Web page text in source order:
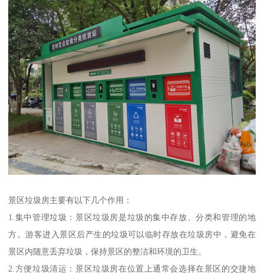
景区垃圾房主要有以下几个作用：
1.集中管理垃圾：景区垃圾房是垃圾的集中存放、分类和管理的地
方。游客进入景区后产生的垃圾可以临时存放在垃圾房中，避免在
景区内随意丢弃垃圾，保持景区的整洁和环境的卫生。
2.方便垃圾清运：景区垃圾房在位置上通常会选择在景区的交捷地